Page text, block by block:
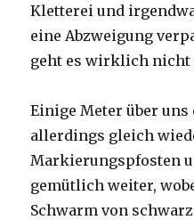
Kletterei und
eine Abzweigung
geht es wirklich nicht
Einige Meter über
allerdings gleich
Markierungspfosten
gemütlich weiter,
Schwarm von